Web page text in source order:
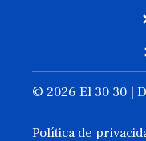
© 2026 El 30 30 |
Política de